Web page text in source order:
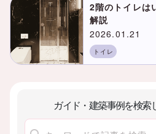
2階のトイレは
解説
2026.01.21
トイレ
ガイド・建築事例を検索